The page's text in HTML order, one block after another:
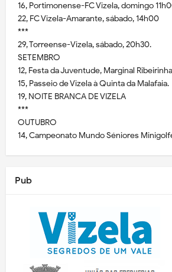
16, Portimonense-FC Vizela, domingo
22, FC Vizela-Amarante, sábado, 14h00
***
29, Torreense-Vizela, sábado, 20h30.
SETEMBRO
12, Festa da Juventude, Marginal
15, Passeio de Vizela à Quinta da Malafaia.
19, NOITE BRANCA DE VIZELA
***
OUTUBRO
14, Campeonato Mundo Séniores
Pub